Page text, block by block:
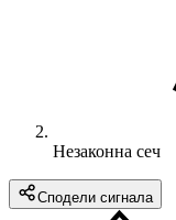
Незаконна сеч
Сподели сигнала